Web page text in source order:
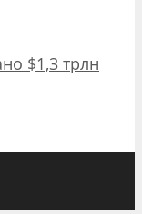
$1,3 трлн